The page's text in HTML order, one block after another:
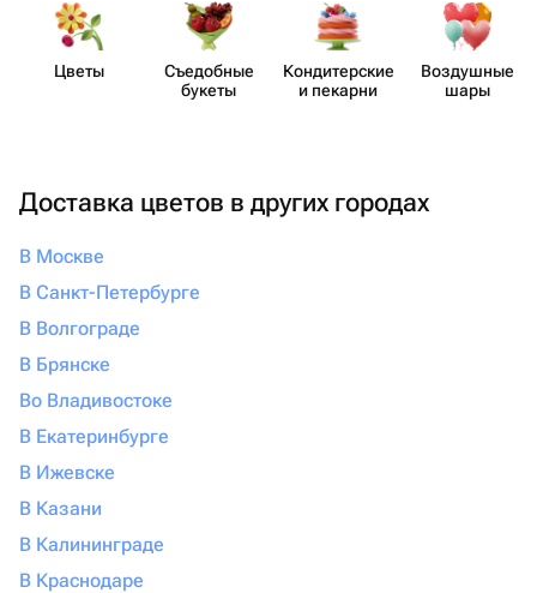
Цветы
Съедобные
букеты
Кондит​ерские
и пекарни
Воздушные
шары
Доставка цветов в других городах
В Москве
В Санкт-Петербурге
В Волгограде
В Брянске
Во Владивостоке
В Екатеринбурге
В Ижевске
В Казани
В Калининграде
В Краснодаре